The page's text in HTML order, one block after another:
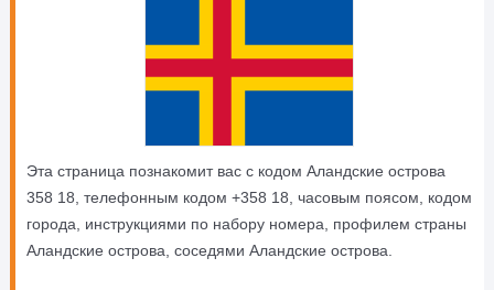
Эта страница познакомит вас с кодом Аландские острова
358 18, телефонным кодом +358 18, часовым поясом, кодом
города, инструкциями по набору номера, профилем страны
Аландские острова, соседями Аландские острова.